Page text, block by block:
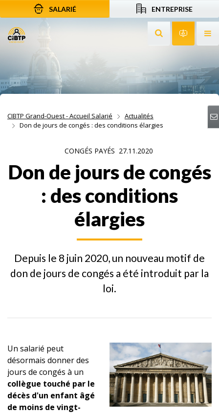
Aller au contenu
Aller à la recherche
Aller à la navigation
SALARIÉ ENTREPRISE
Rechercher sur
CIBTP Grand-Ouest - Accueil Salarié
Actualités
Don de jours de congés : des conditions élargies
CONGÉS PAYÉS 27.11.2020
Don de jours de congés
: des conditions
élargies
Depuis le 8 juin 2020, un nouveau motif de
don de jours de congés a été introduit par la
loi.
Un salarié peut
désormais donner des
jours de congés à un
collègue touché par le
décès d'un enfant âgé
de moins de vingt-